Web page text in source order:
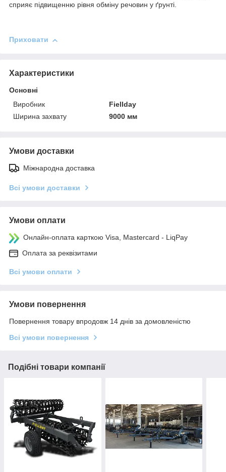
сприяє підвищенню рівня обміну речовин у ґрунті.
Приховати
Характеристики
Основні
Виробник
Fiellday
Ширина захвату
9000 мм
Умови доставки
Міжнародна доставка
Всі умови доставки
Умови оплати
Онлайн-оплата карткою Visa, Mastercard - LiqPay
Оплата за реквізитами
Всі умови оплати
Умови повернення
Повернення товару впродовж 14 днів за домовленістю
Всі умови повернення
Подібні товари компанії